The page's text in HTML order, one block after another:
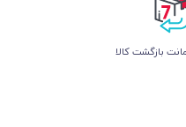
بازگشت کالا